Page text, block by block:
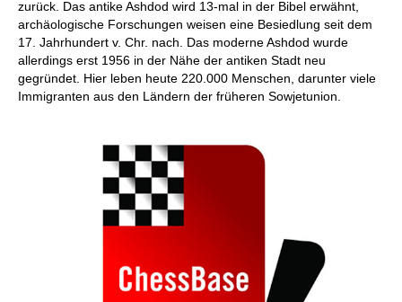
zurück. Das antike Ashdod wird 13-mal in der Bibel erwähnt,
archäologische Forschungen weisen eine Besiedlung seit dem
17. Jahrhundert v. Chr. nach. Das moderne Ashdod wurde
allerdings erst 1956 in der Nähe der antiken Stadt neu
gegründet. Hier leben heute 220.000 Menschen, darunter viele
Immigranten aus den Ländern der früheren Sowjetunion.